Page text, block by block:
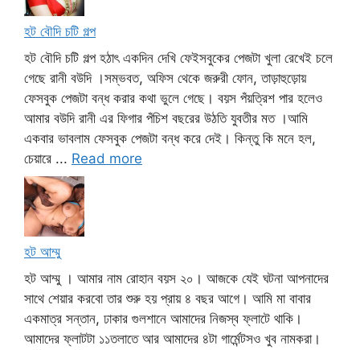
হট বৌদি চটি গল্প
হট বৌদি চটি গল্প হঠাৎ একদিন দেখি ফেইসবুকের পেজটা খুলা রেখেই চলে
গেছে রানী বউদি ।সম্ভবত, অফিস থেকে জরুরী ফোন, তাড়াহুড়োয়
ফেসবুক পেজটা বন্ধ করার কথা ভুলে গেছে। বয়স পঁয়ত্রিশ পার হলেও
আমার বউদি রানী এর ফিগার পঁচিশ বছরের উঠতি যুবতীর মত ।আমি
একবার ভাবলাম ফেসবুক পেজটা বন্ধ করে দেই। কিন্তু কি মনে হল,
চেয়ারে ... Read more
হট আম্মু
হট আম্মু । আমার নাম রোহান বয়স ২০। আজকে যেই ঘটনা আপনাদের
সাথে শেয়ার করবো তার শুরু হয় প্রায় ৪ বছর আগে। আমি মা বাবার
একমাত্র সন্তান, ঢাকার গুলশানে আমাদের নিজস্ব ফ্লাটে থাকি।
আমাদের ফ্লাটটা ১১তলাতে আর আমাদের ৪টা গার্মেন্টসও খুব নামকরা।